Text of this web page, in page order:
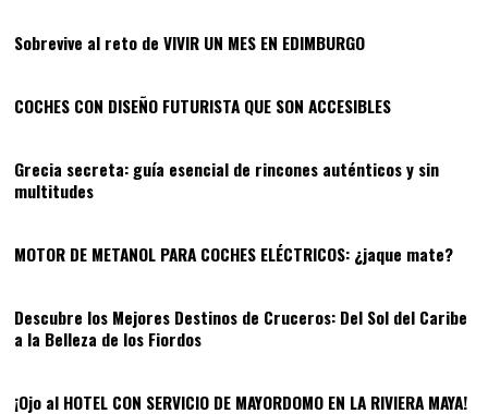
Sobrevive al reto de VIVIR UN MES EN EDIMBURGO
COCHES CON DISEÑO FUTURISTA QUE SON ACCESIBLES
Grecia secreta: guía esencial de rincones auténticos y sin
multitudes
MOTOR DE METANOL PARA COCHES ELÉCTRICOS: ¿jaque mate?
06
Descubre los Mejores Destinos de Cruceros: Del Sol del Caribe
a la Belleza de los Fiordos
¡Ojo al HOTEL CON SERVICIO DE MAYORDOMO EN LA RIVIERA MAYA!